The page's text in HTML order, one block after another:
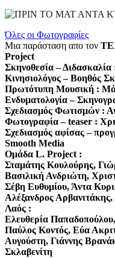
Όλες οι Φωτογραφίες
Μια παράσταση απο τον
Project
Σκηνοθεσία –
Κινησιολόγος – Βοηθός
Πρωτότυπη Μουσική :
Ενδυματολογία –
Σχεδιασμός Φωτισμών :
Φωτογραφία – teaser :
Σχεδιασμός αφίσας –
Smooth Media
Ομάδα L. Project :
Σταμάτης Κουλούρης,
Βασιλική Ανδριώτη,
Σέβη Ευθυμίου, Άντα
Αλέξανδρος
Λαός :
Ελευθερία
Παύλος Κοντός, Εύα
Αυγούστη, Γιάννης
Σκλαβενίτη